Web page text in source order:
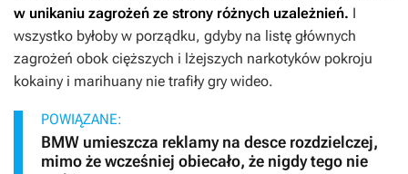
w unikaniu zagrożeń ze strony różnych uzależnień. I
wszystko byłoby w porządku, gdyby na listę głównych
zagrożeń obok cięższych i lżejszych narkotyków pokroju
kokainy i marihuany nie trafiły gry wideo.
POWIĄZANE:
BMW umieszcza reklamy na desce rozdzielczej,
mimo że wcześniej obiecało, że nigdy tego nie